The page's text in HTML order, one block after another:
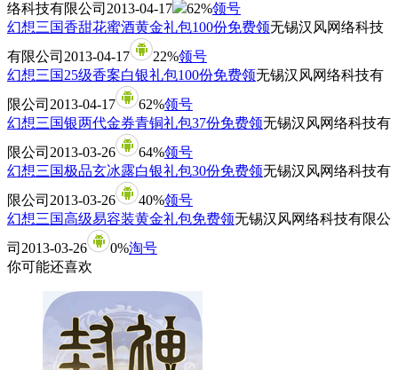
络科技有限公司 2013-04-17 62%领号
幻想三国香甜花蜜酒黄金礼包100份免费领无锡汉风网络科技
有限公司 2013-04-17 22%领号
幻想三国25级香案白银礼包100份免费领无锡汉风网络科技有
限公司 2013-04-17 62%领号
幻想三国银两代金券青铜礼包37份免费领无锡汉风网络科技有
限公司 2013-03-26 64%领号
幻想三国极品玄冰露白银礼包30份免费领无锡汉风网络科技有
限公司 2013-03-26 40%领号
幻想三国高级易容装黄金礼包免费领无锡汉风网络科技有限公
司 2013-03-26 0%淘号
你可能还喜欢